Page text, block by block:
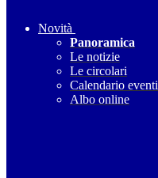
Novità
Panoramica
Le notizie
Le circolari
Calendario eventi
Albo online